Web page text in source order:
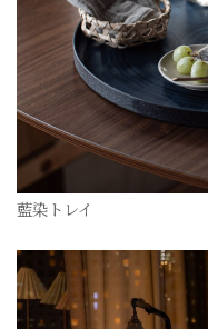
藍染トレイ